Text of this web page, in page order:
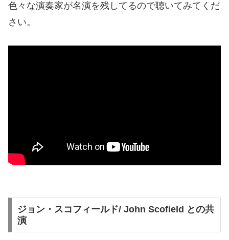
色々な演奏家が名演を残してるので聴いてみてくだ
さい。
ジョン・スコフィールド/ John Scofield との共
演